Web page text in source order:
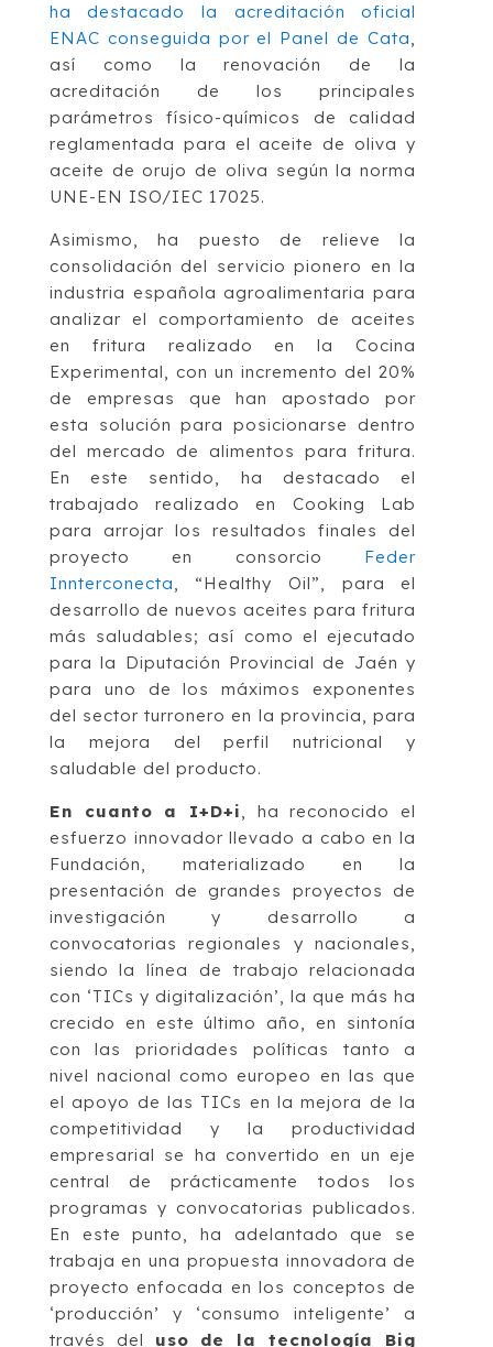
ha destacado la acreditación oficial
ENAC conseguida por el Panel de Cata,
así como la renovación de la
acreditación de los principales
parámetros físico-químicos de calidad
reglamentada para el aceite de oliva y
aceite de orujo de oliva según la norma
UNE-EN ISO/IEC 17025.
Asimismo, ha puesto de relieve la
consolidación del servicio pionero en la
industria española agroalimentaria para
analizar el comportamiento de aceites
en fritura realizado en la Cocina
Experimental, con un incremento del 20%
de empresas que han apostado por
esta solución para posicionarse dentro
del mercado de alimentos para fritura.
En este sentido, ha destacado el
trabajado realizado en Cooking Lab
para arrojar los resultados finales del
proyecto en consorcio Feder
Innterconecta, “Healthy Oil”, para el
desarrollo de nuevos aceites para fritura
más saludables; así como el ejecutado
para la Diputación Provincial de Jaén y
para uno de los máximos exponentes
del sector turronero en la provincia, para
la mejora del perfil nutricional y
saludable del producto.
En cuanto a I+D+i, ha reconocido el
esfuerzo innovador llevado a cabo en la
Fundación, materializado en la
presentación de grandes proyectos de
investigación y desarrollo a
convocatorias regionales y nacionales,
siendo la línea de trabajo relacionada
con ‘TICs y digitalización’, la que más ha
crecido en este último año, en sintonía
con las prioridades políticas tanto a
nivel nacional como europeo en las que
el apoyo de las TICs en la mejora de la
competitividad y la productividad
empresarial se ha convertido en un eje
central de prácticamente todos los
programas y convocatorias publicados.
En este punto, ha adelantado que se
trabaja en una propuesta innovadora de
proyecto enfocada en los conceptos de
‘producción’ y ‘consumo inteligente’ a
través del uso de la tecnología Big